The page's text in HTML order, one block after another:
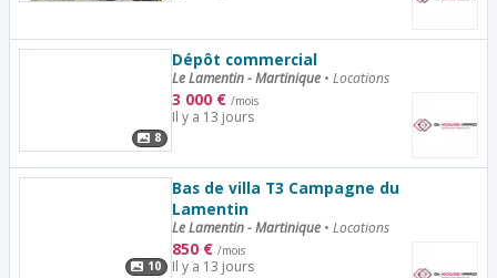
8
Dépôt commercial
Le Lamentin - Martinique • Locations
3 000 € /mois
Il y a 13 jours
10
Bas de villa T3 Campagne du
Lamentin
Le Lamentin - Martinique • Locations
850 € /mois
Il y a 13 jours